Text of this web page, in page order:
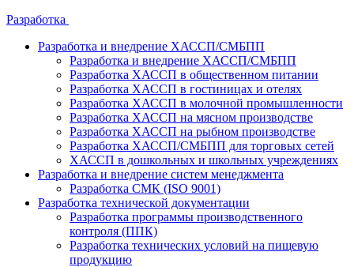
Разработка
Разработка и внедрение ХАССП/СМБПП
Разработка и внедрение ХАССП/СМБПП
Разработка ХАССП в общественном питании
Разработка ХАССП в гостиницах и отелях
Разработка ХАССП в молочной промышленности
Разработка ХАССП на мясном производстве
Разработка ХАССП на рыбном производстве
Разработка ХАССП/СМБПП для торговых сетей
ХАССП в дошкольных и школьных учреждениях
Разработка и внедрение систем менеджмента
Разработка СМК (ISO 9001)
Разработка технической документации
Разработка программы производственного
контроля (ППК)
Разработка технических условий на пищевую
продукцию